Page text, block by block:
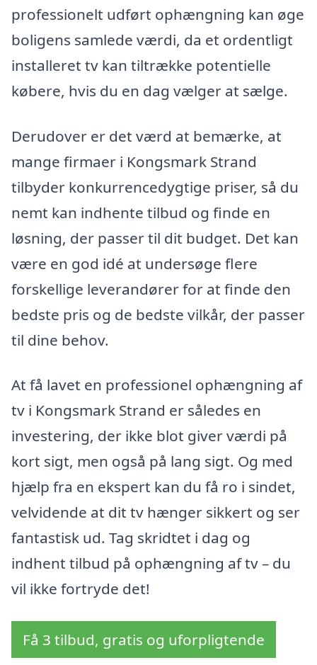
professionelt udført ophængning kan øge
boligens samlede værdi, da et ordentligt
installeret tv kan tiltrække potentielle
købere, hvis du en dag vælger at sælge.
Derudover er det værd at bemærke, at
mange firmaer i Kongsmark Strand
tilbyder konkurrencedygtige priser, så du
nemt kan indhente tilbud og finde en
løsning, der passer til dit budget. Det kan
være en god idé at undersøge flere
forskellige leverandører for at finde den
bedste pris og de bedste vilkår, der passer
til dine behov.
At få lavet en professionel ophængning af
tv i Kongsmark Strand er således en
investering, der ikke blot giver værdi på
kort sigt, men også på lang sigt. Og med
hjælp fra en ekspert kan du få ro i sindet,
velvidende at dit tv hænger sikkert og ser
fantastisk ud. Tag skridtet i dag og
indhent tilbud på ophængning af tv – du
vil ikke fortryde det!
Få 3 tilbud, gratis og uforpligtende